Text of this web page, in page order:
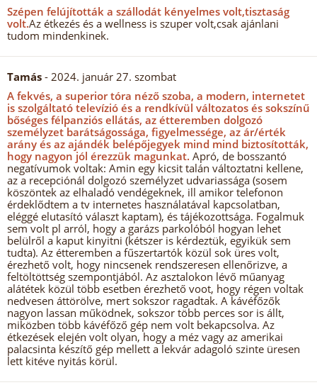
Szépen felújították a szállodát kényelmes volt,tisztaság
volt.Az étkezés és a wellness is szuper volt,csak ajánlani
tudom mindenkinek.
Tamás - 2024. január 27. szombat
A fekvés, a superior tóra néző szoba, a modern, internetet
is szolgáltató televízió és a rendkívül változatos és sokszínű
bőséges félpanziós ellátás, az étteremben dolgozó
személyzet barátságossága, figyelmessége, az ár/érték
arány és az ajándék belépőjegyek mind mind biztosították,
hogy nagyon jól érezzük magunkat. Apró, de bosszantó
negatívumok voltak: Amin egy kicsit talán változtatni kellene,
az a recepciónál dolgozó személyzet udvariassága (sosem
köszöntek az elhaladó vendégeknek, ill amikor telefonon
érdeklődtem a tv internetes használatával kapcsolatban,
eléggé elutasító választ kaptam), és tájékozottsága. Fogalmuk
sem volt pl arról, hogy a garázs parkolóból hogyan lehet
belülről a kaput kinyitni (kétszer is kérdeztük, egyikük sem
tudta). Az étteremben a fűszertartók közül sok üres volt,
érezhető volt, hogy nincsenek rendszeresen ellenőrizve, a
feltöltöttség szempontjából. Az asztalokon lévő műanyag
alátétek közül több esetben érezhető voot, hogy régen voltak
nedvesen áttörölve, mert sokszor ragadtak. A kávéfőzők
nagyon lassan működnek, sokszor több perces sor is állt,
miközben több kávéfőző gép nem volt bekapcsolva. Az
étkezések elején volt olyan, hogy a méz vagy az amerikai
palacsinta készítő gép mellett a lekvár adagoló szinte üresen
lett kitéve nyitás körül.